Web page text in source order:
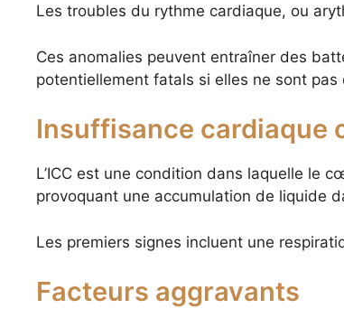
Les troubles du rythme cardiaque, ou
Ces anomalies peuvent entraîner des
potentiellement fatals si elles ne sont
Insuffisance cardiaque
L’ICC est une condition dans laquelle le
provoquant une accumulation de liquide
Les premiers signes incluent une
Facteurs aggravants